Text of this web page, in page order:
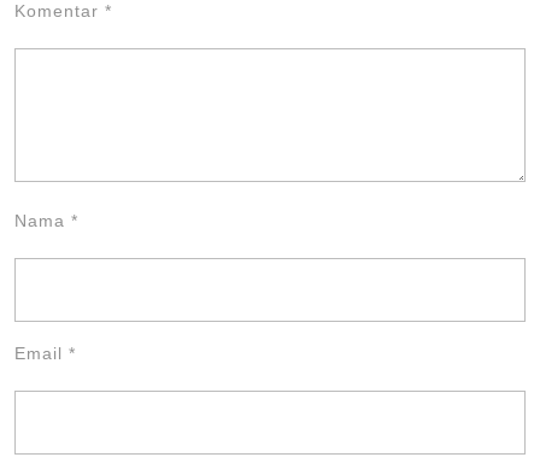
Komentar *
Nama *
Email *